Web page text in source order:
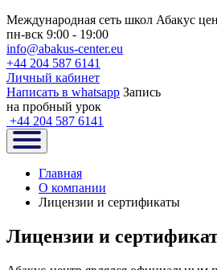
Международная сеть школ Абакус
пн-вск 9:00 - 19:00
info@abakus-center.eu
+44 204 587 6141
Личный кабинет
Написать в whatsapp Запись
на пробный урок
+44 204 587 6141
Главная
О компании
Лицензии и сертификаты
Лицензии и